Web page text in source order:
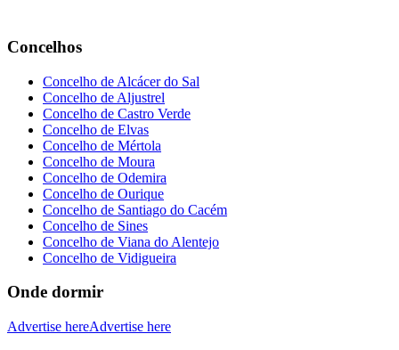
Concelhos
Concelho de Alcácer do Sal
Concelho de Aljustrel
Concelho de Castro Verde
Concelho de Elvas
Concelho de Mértola
Concelho de Moura
Concelho de Odemira
Concelho de Ourique
Concelho de Santiago do Cacém
Concelho de Sines
Concelho de Viana do Alentejo
Concelho de Vidigueira
Onde dormir
Advertise hereAdvertise here